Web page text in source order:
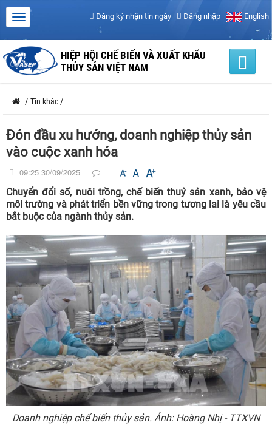
Đăng ký nhận tin ngày Đăng nhập English
HIỆP HỘI CHẾ BIẾN VÀ XUẤT KHẨU
THỦY SẢN VIỆT NAM
/ Tin khác /
Đón đầu xu hướng, doanh nghiệp thủy sản
vào cuộc xanh hóa
09:25 30/09/2025
Chuyển đổi số, nuôi trồng, chế biến thuỷ sản xanh, bảo vệ
môi trường và phát triển bền vững trong tương lai là yêu cầu
bắt buộc của ngành thủy sản.
Doanh nghiệp chế biến thủy sản. Ảnh: Hoàng Nhị - TTXVN